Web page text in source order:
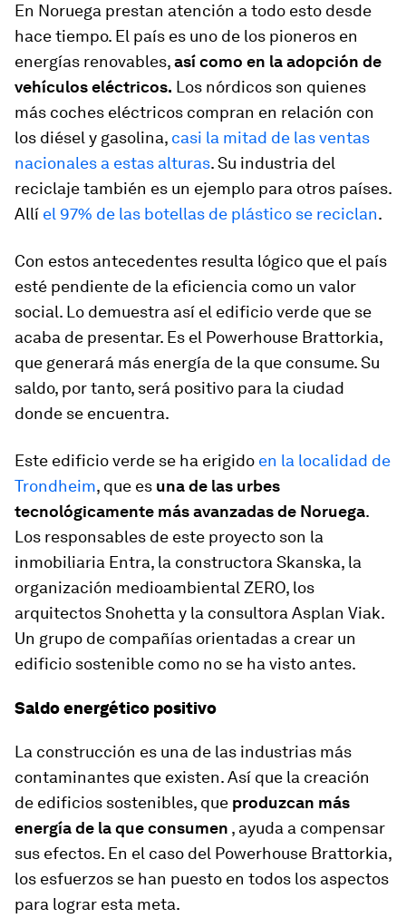
En Noruega prestan atención a todo esto desde
hace tiempo. El país es uno de los pioneros en
energías renovables,así como en la adopción de
vehículos eléctricos. Los nórdicos son quienes
más coches eléctricos compran en relación con
los diésel y gasolina, casi la mitad de las ventas
nacionales a estas alturas. Su industria del
reciclaje también es un ejemplo para otros países.
Allí el 97% de las botellas de plástico se reciclan.
Con estos antecedentes resulta lógico que el país
esté pendiente de la eficiencia como un valor
social. Lo demuestra así el edificio verde que se
acaba de presentar. Es el Powerhouse Brattorkia,
que generará más energía de la que consume. Su
saldo, por tanto, será positivo para la ciudad
donde se encuentra.
Este edificio verde se ha erigido en la localidad de
Trondheim, que es una de las urbes
tecnológicamente más avanzadas de Noruega.
Los responsables de este proyecto son la
inmobiliaria Entra, la constructora Skanska, la
organización medioambiental ZERO, los
arquitectos Snohetta y la consultora Asplan Viak.
Un grupo de compañías orientadas a crear un
edificio sostenible como no se ha visto antes.
Saldo energético positivo
La construcción es una de las industrias más
contaminantes que existen. Así que la creación
de edificios sostenibles, que produzcan más
energía de la que consumen , ayuda a compensar
sus efectos. En el caso del Powerhouse Brattorkia,
los esfuerzos se han puesto en todos los aspectos
para lograr esta meta.